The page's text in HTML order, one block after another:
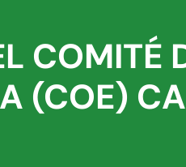
COMITÉ
(COE)